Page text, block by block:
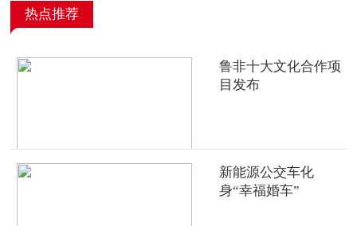
热点推荐
鲁非十大文化合作项
目发布
新能源公交车化
身“幸福婚车”